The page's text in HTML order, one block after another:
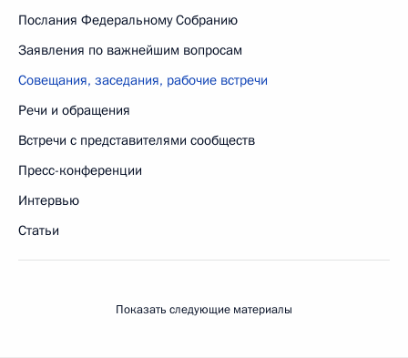
Послания Федеральному Собранию
Заявления по важнейшим вопросам
Совещания, заседания, рабочие встречи
Речи и обращения
Встречи с представителями сообществ
Пресс-конференции
Интервью
Статьи
Показать следующие материалы